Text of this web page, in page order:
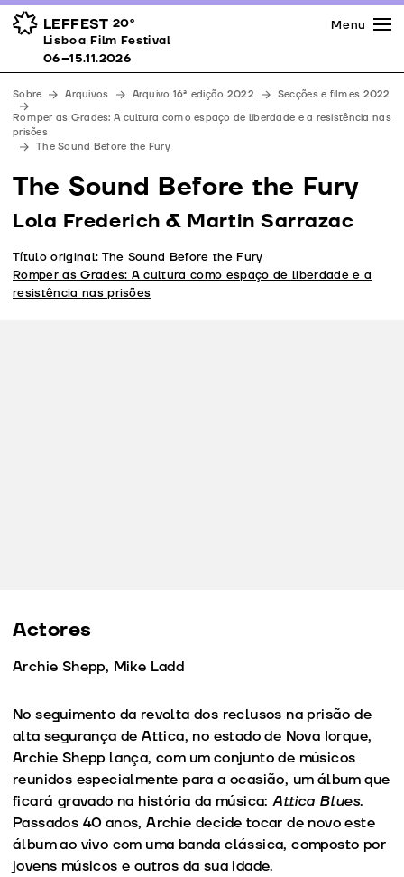
LEFFEST 20º
Lisboa Film Festival 06–15.11.2026
Prémios
Espaços
Apoios
Equipa
Menu
Lisboa Film Festival
06–15.11.2026
Sobre Arquivos Arquivo 16ª edição 2022
Secções e filmes 2022
Romper as Grades: A cultura como espaço de liberdade e a resistência nas
prisões
The Sound Before the Fury
The Sound Before the Fury
Lola Frederich & Martin Sarrazac
Título original: The Sound Before the Fury
Romper as Grades: A cultura como espaço de liberdade e a
resistência nas prisões
Actores
Archie Shepp, Mike Ladd
No seguimento da revolta dos reclusos na prisão de
alta segurança de Attica, no estado de Nova Iorque,
Archie Shepp lança, com um conjunto de músicos
reunidos especialmente para a ocasião, um álbum que
ficará gravado na história da música:Attica Blues.
Passados 40 anos, Archie decide tocar de novo este
álbum ao vivo com uma banda clássica, composto por
jovens músicos e outros da sua idade.